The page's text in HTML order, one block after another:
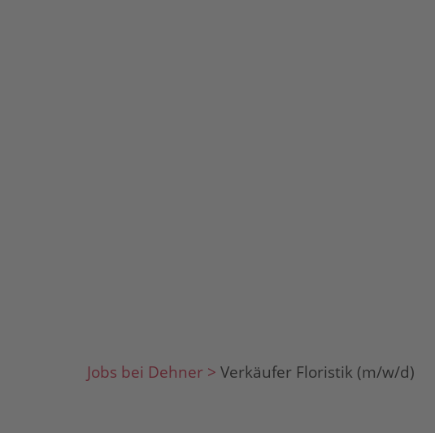
Jobs bei Dehner > Verkäufer Floristik (m/w/d)